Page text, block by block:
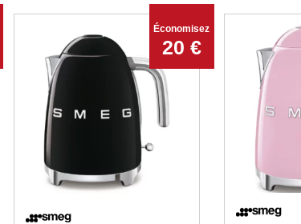
Économisez
20 €